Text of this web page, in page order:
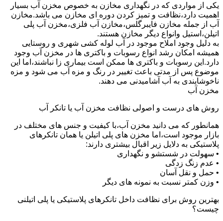
یکی از مواردی که در نگهداری مخازن به خصوص مخزن آب بسیار
اهمیت دارد،نظافت و تمیز کردن دوره ای مخازن می باشد.مخازن
آب از جمله مخازن فایبرگلس،مخازن آب فلزی،مخزن آب پلی
اتیلن،استیل وانواع دیگر مخازن هستند.
به دلیل وجود املاح موجود در آب لوله کشی شهری و روستایی
همیشه امکان رشد انواع رسوبات و باکتری ها در مخزن آب وجود
دارد.این رسوبات و باکتری ها ممکن است بیماری زا نباشند،اما این
موضوع پس از مدتی باعث تغییر در رنگ و مزه آب می شود و مزه
ناخوشایندی به آب آشامیدنی می دهند.
مخزن آب
روش های درست و اصولی نظافت مخزن آب یا تانکر آب
همانطور که می دانید مخزن آب،با کیفیت و جنس های مختلف در
بازار موجود است،اما مخزن های پلی اتیلن یا همان تانکرهای
پلاستیکی به دلایل زیر اقبال بیشتری دارند:
• سهولت در شستشو و نگهداری
• عدم زنگ زدگی
• حمل و نقل آسان
• وزن کمتر نسبت به نمونه های دیگر
بهترین روش برای نظافت داخل تانکرهای پلاستیکی یا پلی اتیلنی
چیست؟